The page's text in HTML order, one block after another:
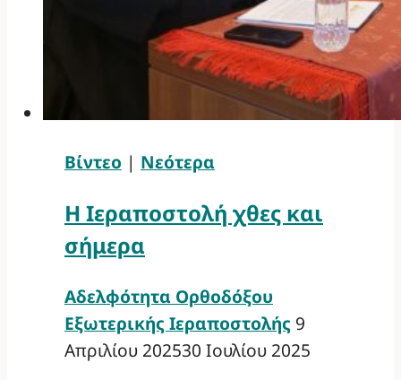
Βίντεο | Νεότερα
Η Ιεραποστολή χθες και
σήμερα
Αδελφότητα Ορθοδόξου
Εξωτερικής Ιεραποστολής 9
Απριλίου 202530 Ιουλίου 2025